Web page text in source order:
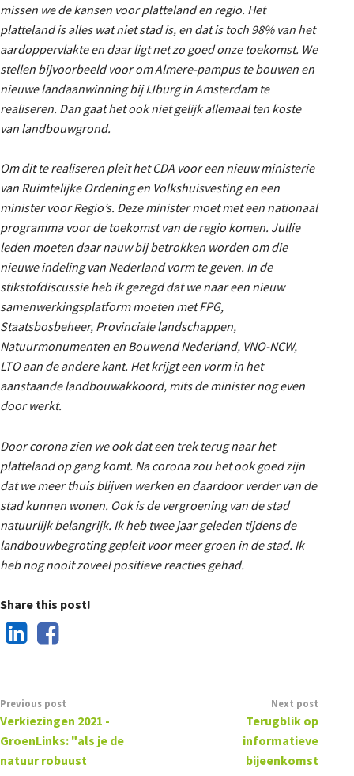
missen we de kansen voor platteland en regio. Het
platteland is alles wat niet stad is, en dat is toch 98% van het
aardoppervlakte en daar ligt net zo goed onze toekomst. We
stellen bijvoorbeeld voor om Almere-pampus te bouwen en
nieuwe landaanwinning bij IJburg in Amsterdam te
realiseren. Dan gaat het ook niet gelijk allemaal ten koste
van landbouwgrond.
Om dit te realiseren pleit het CDA voor een nieuw ministerie
van Ruimtelijke Ordening en Volkshuisvesting en een
minister voor Regio’s. Deze minister moet met een nationaal
programma voor de toekomst van de regio komen. Jullie
leden moeten daar nauw bij betrokken worden om die
nieuwe indeling van Nederland vorm te geven. In de
stikstofdiscussie heb ik gezegd dat we naar een nieuw
samenwerkingsplatform moeten met FPG,
Staatsbosbeheer, Provinciale landschappen,
Natuurmonumenten en Bouwend Nederland, VNO-NCW,
LTO aan de andere kant. Het krijgt een vorm in het
aanstaande landbouwakkoord, mits de minister nog even
door werkt.
Door corona zien we ook dat een trek terug naar het
platteland op gang komt. Na corona zou het ook goed zijn
dat we meer thuis blijven werken en daardoor verder van de
stad kunnen wonen. Ook is de vergroening van de stad
natuurlijk belangrijk. Ik heb twee jaar geleden tijdens de
landbouwbegroting gepleit voor meer groen in de stad. Ik
heb nog nooit zoveel positieve reacties gehad.
Share this post!
Previous post
Verkiezingen 2021 -
GroenLinks: "als je de
natuur robuust
Next post
Terugblik op
informatieve
bijeenkomst